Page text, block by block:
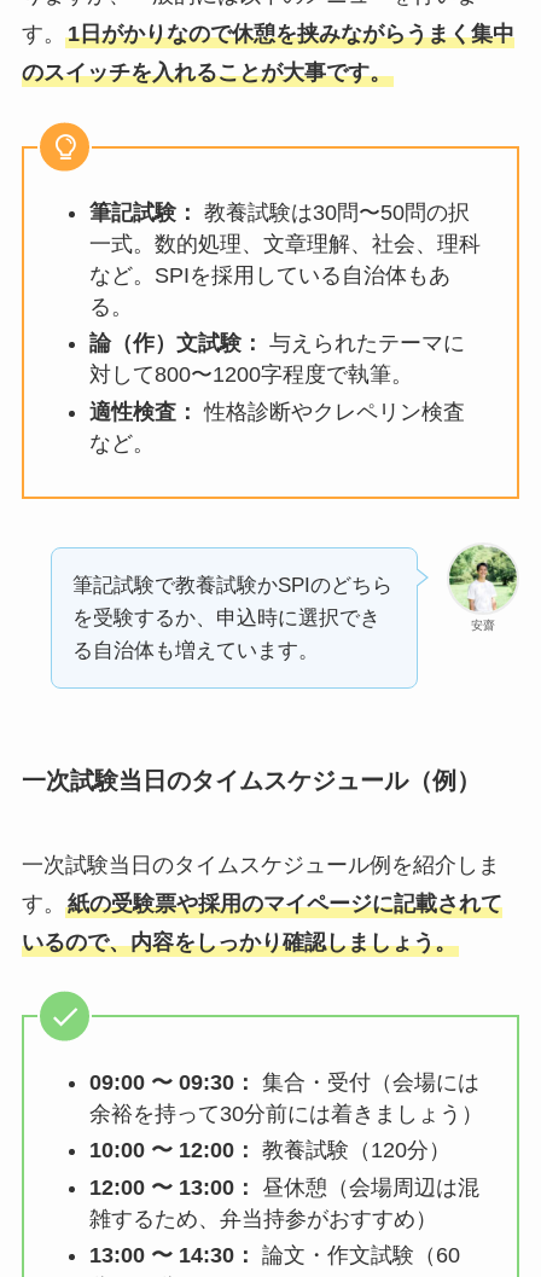
す。 1日がかりなので休憩を挟みながらうまく集中
のスイッチを入れることが大事です。
筆記試験： 教養試験は30問〜50問の択
一式。数的処理、文章理解、社会、理科
など。SPIを採用している自治体もあ
る。
論（作）文試験： 与えられたテーマに
対して800〜1200字程度で執筆。
適性検査： 性格診断やクレペリン検査
など。
安齋
筆記試験で教養試験かSPIのどちら
を受験するか、申込時に選択でき
る自治体も増えています。
一次試験当日のタイムスケジュール（例）
一次試験当日のタイムスケジュール例を紹介しま
す。 紙の受験票や採用のマイページに記載されて
いるので、内容をしっかり確認しましょう。
09:00 〜 09:30： 集合・受付（会場には
余裕を持って30分前には着きましょう）
10:00 〜 12:00： 教養試験（120分）
12:00 〜 13:00：
昼休憩（会場周辺は混
雑するため、弁当持参がおすすめ）
13:00 〜 14:30： 論文・作文試験（60